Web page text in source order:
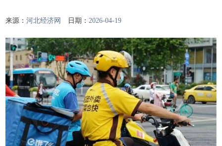
来源：河北经济网 日期： 2026-04-19